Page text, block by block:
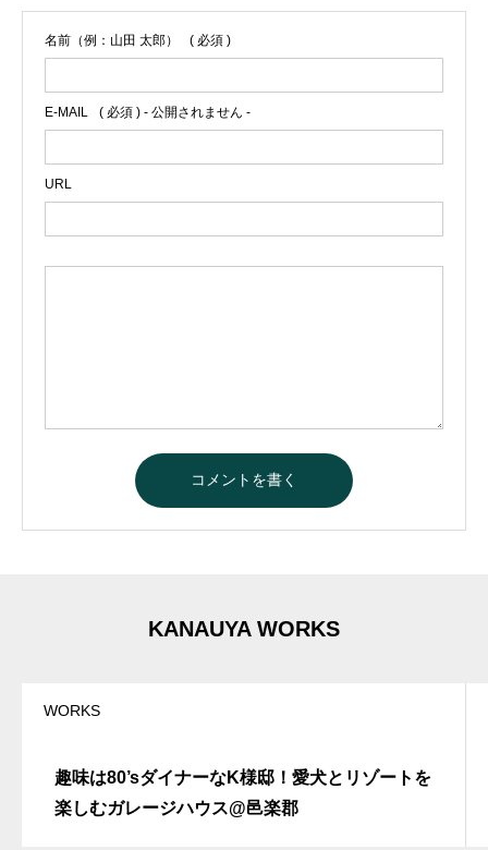
名前（例：山田 太郎） ( 必須 )
E-MAIL ( 必須 ) - 公開されません -
URL
l
KANAUYA WORKS
WORKS
趣味は80’sダイナーなK様邸！愛犬とリゾートを
楽しむガレージハウス@邑楽郡